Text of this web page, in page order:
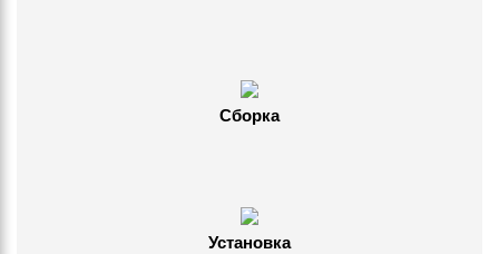
Сборка
Установка